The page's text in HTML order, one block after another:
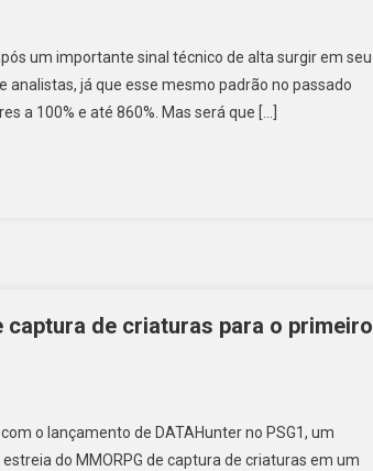
um importante sinal técnico de alta surgir em seu
já que esse mesmo padrão no passado
a 100% e até 860%. Mas será que […]
captura de criaturas para o primeiro
o lançamento de DATAHunter no PSG1, um
do MMORPG de captura de criaturas em um